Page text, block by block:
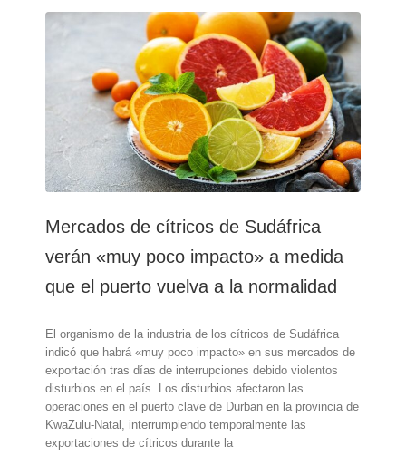
Sudáfrica
importador
naranja
en
la
UE
Mercados de cítricos de Sudáfrica
verán «muy poco impacto» a medida
que el puerto vuelva a la normalidad
El organismo de la industria de los cítricos de Sudáfrica
indicó que habrá «muy poco impacto» en sus mercados de
exportación tras días de interrupciones debido violentos
disturbios en el país. Los disturbios afectaron las
operaciones en el puerto clave de Durban en la provincia de
KwaZulu-Natal, interrumpiendo temporalmente las
exportaciones de cítricos durante la